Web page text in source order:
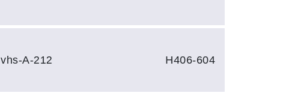
vhs-A-212 H406-604